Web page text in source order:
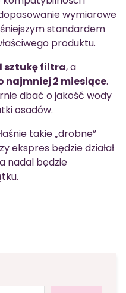
wymiarowe
standardem
produktu.
sztukę filtra, a
najmniej 2 miesiące.
dbać o jakość wody
osadów.
takie „drobne”
ekspres będzie działał
nadal będzie